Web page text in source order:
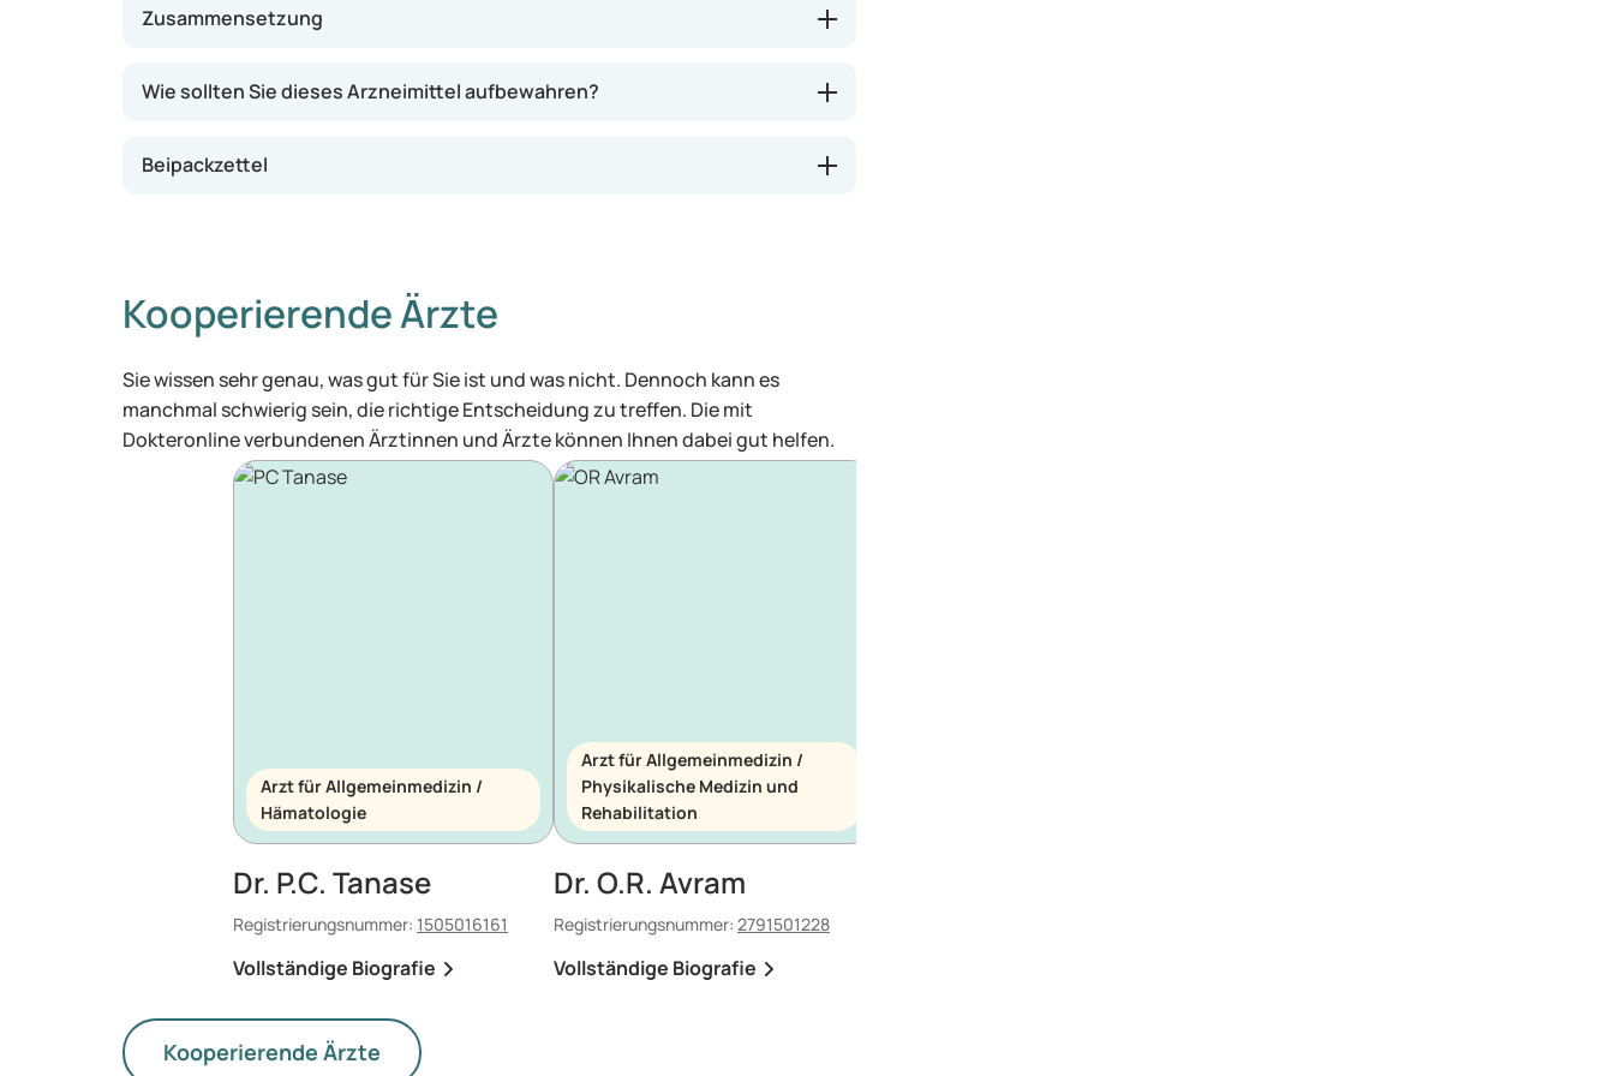
Zusammensetzung
Wie sollten Sie dieses Arzneimittel aufbewahren?
Beipackzettel
Kooperierende Ärzte
Sie wissen sehr genau, was gut für Sie ist und was nicht. Dennoch kann es
manchmal schwierig sein, die richtige Entscheidung zu treffen. Die mit
Dokteronline verbundenen Ärztinnen und Ärzte können Ihnen dabei gut helfen.
Arzt für Allgemeinmedizin /
Hämatologie
Dr. P.C. Tanase
Registrierungsnummer: 1505016161
Vollständige Biografie
Arzt für Allgemeinmedizin /
Physikalische Medizin und
Rehabilitation
Dr. O.R. Avram
Registrierungsnummer: 2791501228
Vollständige Biografie
Kooperierende Ärzte